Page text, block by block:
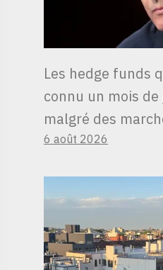
Les hedge funds
connu un mois
malgré des
6 août 2026